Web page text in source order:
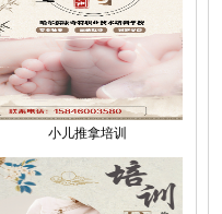
小儿推拿培训